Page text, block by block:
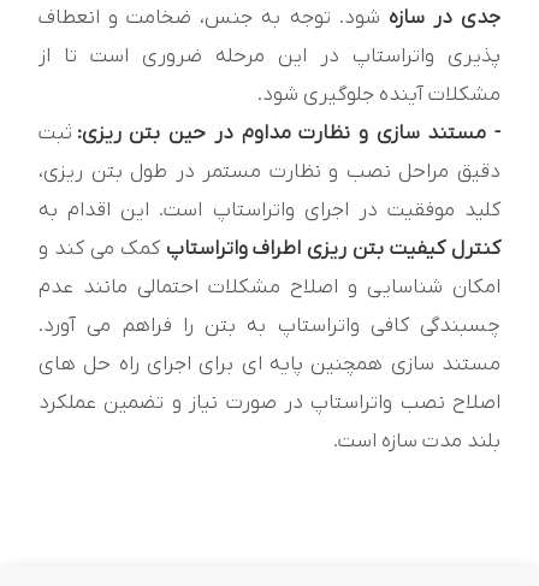
جدی در سازه شود. توجه به جنس، ضخامت و انعطاف
پذیری واتراستاپ در این مرحله ضروری است تا از
مشکلات آینده جلوگیری شود.
- مستند سازی و نظارت مداوم در حین بتن ریزی: ثبت
دقیق مراحل نصب و نظارت مستمر در طول بتن ریزی،
کلید موفقیت در اجرای واتراستاپ است. این اقدام به
کنترل کیفیت بتن ریزی اطراف واتراستاپ کمک می کند و
امکان شناسایی و اصلاح مشکلات احتمالی مانند عدم
چسبندگی کافی واتراستاپ به بتن را فراهم می آورد.
مستند سازی همچنین پایه ای برای اجرای راه حل های
اصلاح نصب واتراستاپ در صورت نیاز و تضمین عملکرد
بلند مدت سازه است.